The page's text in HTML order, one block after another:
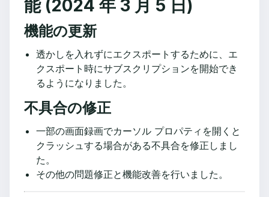
能 (2024 年 3 月 5 日)
機能の更新
透かしを入れずにエクスポートするために、エ
クスポート時にサブスクリプションを開始でき
るようになりました。
不具合の修正
一部の画面録画でカーソル プロパティを開くと
クラッシュする場合がある不具合を修正しまし
た。
その他の問題修正と機能改善を行いました。